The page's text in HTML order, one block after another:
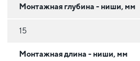
Монтажная глубина - ниши, мм
15
Монтажная длина - ниши, мм